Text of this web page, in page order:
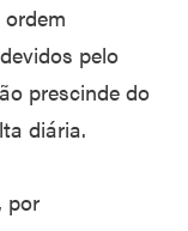
pelo
prescinde do
diária.
por